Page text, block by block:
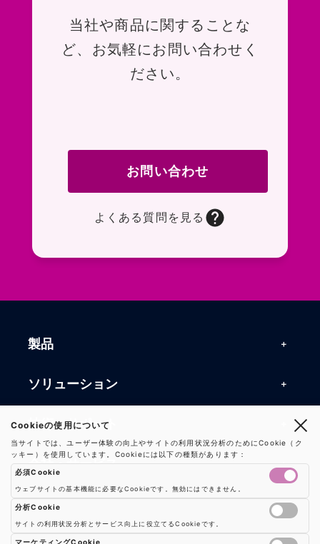
お問い合わせ
当社や商品に関することな
ど、お気軽にお問い合わせく
ださい。
お問い合わせ
よくある質問を見る
製品
製品一覧
RFIDリーダー
RFIDチップ・モジュール
RFIDアンテナ
RFIDプリンター
RFIDタグ
ソリューション
RFIDソリューション
RFIDとセンサー
マシンビジョン
防爆製品
RFIDシールド
技術・サポート
技術記事一覧
活用事例
よくある質問
用語集
会社・サービス
会社概要
お知らせ
事業内容
事業内容一覧
Cookieの使用について
当サイトでは、ユーザー体験の向上やサイトの利用状況分析のためにCookie（ク
ッキー）を使用しています。Cookieには以下の種類があります：
必須Cookie
ウェブサイトの基本機能に必要なCookieです。無効にはできません。
分析Cookie
サイトの利用状況分析とサービス向上に役立てるCookieです。
Google AnalyticsやGoogle Tag Managerなどの分析ツールのCookieを制御しま
マーケティングCookie